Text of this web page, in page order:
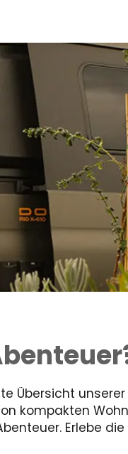
Übersicht
kompakten
Erlebe